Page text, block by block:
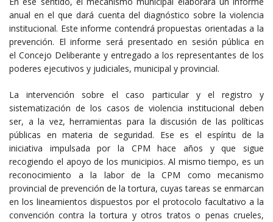
anual en el que dará cuenta del diagnóstico sobre la violencia
institucional. Este informe contendrá propuestas orientadas a la
prevención. El informe será presentado en sesión pública en
el Concejo Deliberante y entregado a los representantes de los
poderes ejecutivos y judiciales, municipal y provincial.
La intervención sobre el caso particular y el registro y
sistematización de los casos de violencia institucional deben
ser, a la vez, herramientas para la discusión de las políticas
públicas en materia de seguridad. Ese es el espíritu de la
iniciativa impulsada por la CPM hace años y que sigue
recogiendo el apoyo de los municipios. Al mismo tiempo, es un
reconocimiento a la labor de la CPM como mecanismo
provincial de prevención de la tortura, cuyas tareas se enmarcan
en los lineamientos dispuestos por el protocolo facultativo a la
convención contra la tortura y otros tratos o penas crueles,